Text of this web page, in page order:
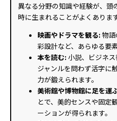
異なる分野の知識や経験が、頭
時に生まれることがよくあります
映画やドラマを観る: 物
彩設計など、あらゆる要
本を読む: 小説、ビジネス
ジャンルを問わず活字に
力が鍛えられます。
美術館や博物館に足を運
とで、美的センスや固定
ーションが得られます。